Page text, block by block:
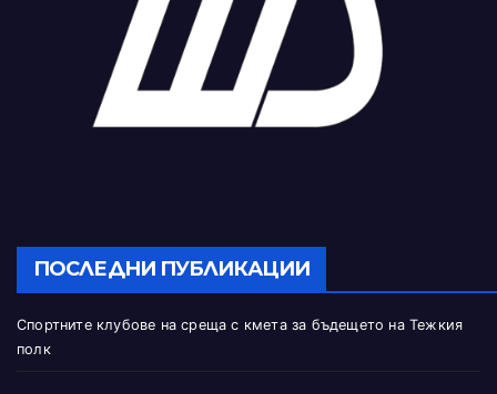
ПОСЛЕДНИ ПУБЛИКАЦИИ
Спортните клубове на среща с кмета за бъдещето на Тежкия
полк